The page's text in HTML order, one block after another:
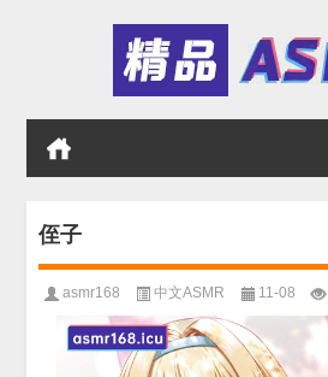
侄子
asmr168 中文ASMR 11-08